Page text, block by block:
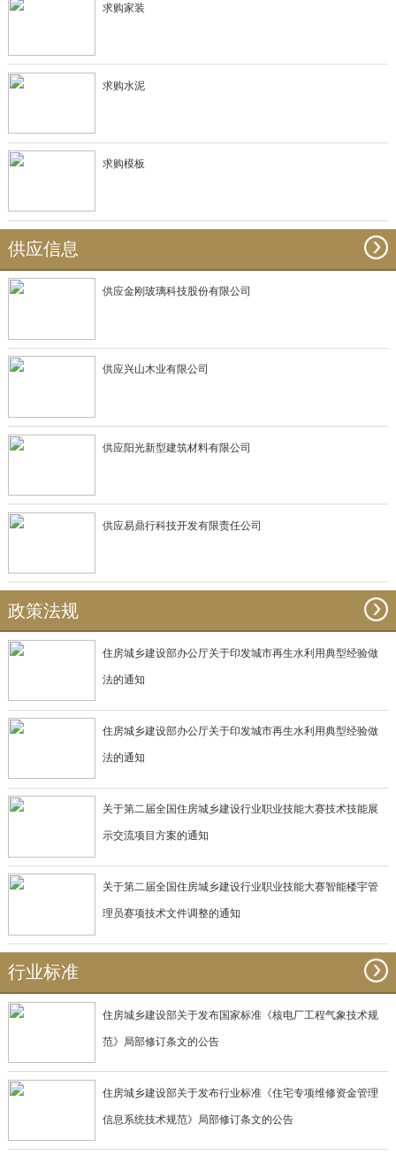
求购家装
求购水泥
求购模板
供应信息
供应金刚玻璃科技股份有限公司
供应兴山木业有限公司
供应阳光新型建筑材料有限公司
供应易鼎行科技开发有限责任公司
政策法规
住房城乡建设部办公厅关于印发城市再生水利用典型经验做
法的通知
住房城乡建设部办公厅关于印发城市再生水利用典型经验做
法的通知
关于第二届全国住房城乡建设行业职业技能大赛技术技能展
示交流项目方案的通知
关于第二届全国住房城乡建设行业职业技能大赛智能楼宇管
理员赛项技术文件调整的通知
行业标准
住房城乡建设部关于发布国家标准《核电厂工程气象技术规
范》局部修订条文的公告
住房城乡建设部关于发布行业标准《住宅专项维修资金管理
信息系统技术规范》局部修订条文的公告